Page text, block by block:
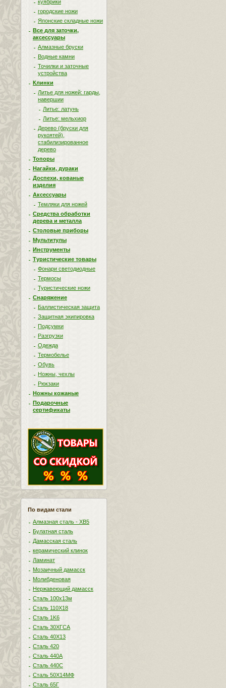
куябрики
городские ножи
Японские складные ножи
Все для заточки,
аксессуары
Алмазные бруски
Водные камни
Точилки и заточные
устройства
Клинки
Литье для ножей: гарды,
навершии
Литье: латунь
Литье: мельхиор
Дерево (бруски для
рукоятей),
стабилизированное
дерево
Топоры
Нагайки, дураки
Доспехи, кованые
изделия
Аксессуары
Темляки для ножей
Средства обработки
дерева и металла
Столовые приборы
Мультитулы
Инструменты
Туристические товары
Фонари светодиодные
Термосы
Туристические ножи
Снаряжение
Баллистическая защита
Защитная экипировка
Подсумки
Разгрузки
Одежда
Термобелье
Обувь
Ножны, чехлы
Рюкзаки
Ножны кожаные
Подарочные
сертификаты
По видам стали
Алмазная сталь - ХВ5
Булатная сталь
Дамасская сталь
керамический клинок
Ламинат
Мозаичный дамасск
Молибденовая
Нержавеющий дамасск
Сталь 100х13м
Сталь 110Х18
Сталь 1K6
Сталь 30ХГСА
Сталь 40Х13
Сталь 420
Сталь 440A
Сталь 440С
Сталь 50Х14МФ
Сталь 65Г